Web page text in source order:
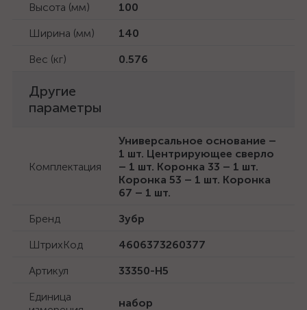
Высота (мм)
100
Ширина (мм)
140
Вес (кг)
0.576
Другие
параметры
Комплектация
Универсальное основание –
1 шт. Центрирующее сверло
– 1 шт. Коронка 33 – 1 шт.
Коронка 53 – 1 шт. Коронка
67 – 1 шт.
Бренд
Зубр
ШтрихКод
4606373260377
Артикул
33350-H5
Единица
набор